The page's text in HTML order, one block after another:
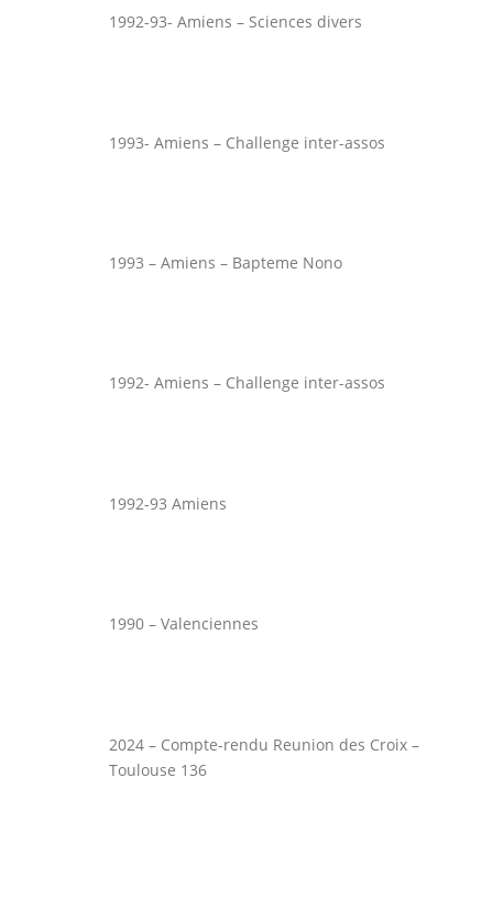
1992-93- Amiens – Sciences divers
1993- Amiens – Challenge inter-assos
1993 – Amiens – Bapteme Nono
1992- Amiens – Challenge inter-assos
1992-93 Amiens
1990 – Valenciennes
2024 – Compte-rendu Reunion des Croix –
Toulouse 136